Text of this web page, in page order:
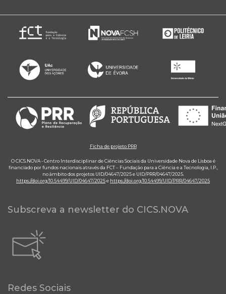
Ficha de projeto PRR
O CICS.NOVA - Centro Interdisciplinar de Ciências Sociais da Universidade Nova de Lisboa é
financiado por fundos nacionais através da FCT – Fundação para a Ciência e a Tecnologia, I.P.,
no âmbito dos projetos UID/04647/2025 e UID/PRR/04647/2025.
https://doi.org/10.54499/UID/04647/2025e https://doi.org/10.54499/UID/PRR/04647/2025
Subscreva a newsletter do CICS.NOVA
Redes Sociais